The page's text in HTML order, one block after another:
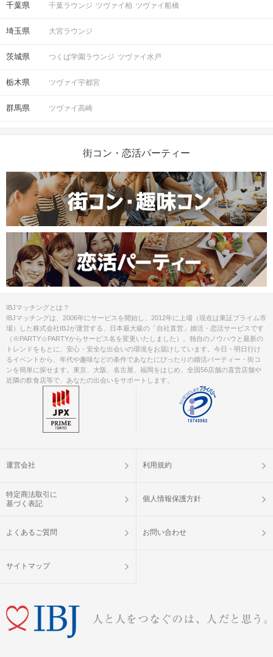
千葉県 千葉ラウンジ ツヴァイ柏 ツヴァイ船橋
埼玉県 大宮ラウンジ
茨城県 つくば学園ラウンジ ツヴァイ水戸
栃木県 ツヴァイ宇都宮
群馬県 ツヴァイ高崎
街コン・恋活パーティー
IBJマッチングとは？
IBJマッチングは、2006年にサービスを開始し、2012年に上場（現在は東証プライム市
場）した株式会社IBJが運営する、日本最大級の「自社直営」婚活・恋活サービスです
（※PARTY☆PARTYからサービス名を変更いたしました）。独自のノウハウと最新の
トレンドをもとに、安心・安全な出会いの環境をお届けしています。今日・明日行け
るイベントから、年代や趣味などの条件であなたにぴったりの婚活パーティー・街コ
ンを簡単に探せます。東京、大阪、名古屋、福岡をはじめ、全国56店舗の直営店舗や
近隣の飲食店等で、あなたの出会いをサポートします。
運営会社 利用規約
特定商法取引に
基づく表記
個人情報保護方針
よくあるご質問 お問い合わせ
サイトマップ